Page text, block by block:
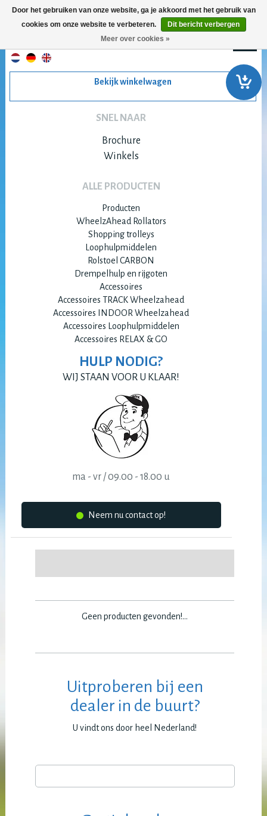
Bekijk winkelwagen
SNEL NAAR
Brochure
Winkels
ALLE PRODUCTEN
Producten
WheelzAhead Rollators
Shopping trolleys
Loophulpmiddelen
Rolstoel CARBON
Drempelhulp en rijgoten
Accessoires
Accessoires TRACK Wheelzahead
Accessoires INDOOR Wheelzahead
Accessoires Loophulpmiddelen
Accessoires RELAX & GO
HULP NODIG?
WIJ STAAN VOOR U KLAAR!
ma - vr / 09.00 - 18.00 u
Neem nu contact op!
Geen producten gevonden!...
Uitproberen bij een
dealer in de buurt?
U vindt ons door heel Nederland!
Door het gebruiken van onze website, ga je akkoord met het gebruik van
cookies om onze website te verbeteren.
Dit bericht verbergen
Meer over cookies »